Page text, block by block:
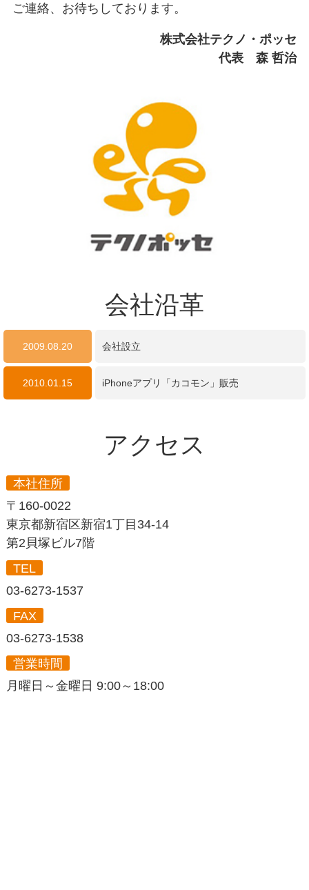
ご連絡、お待ちしております。
株式会社テクノ・ポッセ
代表 森 哲治
会社沿革
2009.08.20 会社設立
2010.01.15 iPhoneアプリ「カコモン」販売
アクセス
本社住所
〒160-0022
東京都新宿区新宿1丁目34-14
第2貝塚ビル7階
TEL
03-6273-1537
FAX
03-6273-1538
営業時間
月曜日～金曜日 9:00～18:00